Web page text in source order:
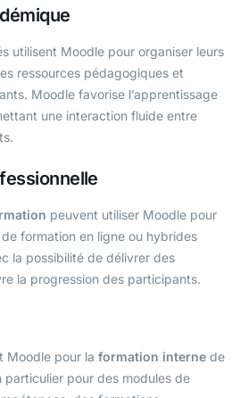
utilisent Moodle pour organiser leurs
ressources pédagogiques et
Moodle favorise l’apprentissage
une interaction fluide entre
peuvent utiliser Moodle pour
formation en ligne ou hybrides
la possibilité de délivrer des
la progression des participants.
Moodle pour la formation interne de
particulier pour des modules de